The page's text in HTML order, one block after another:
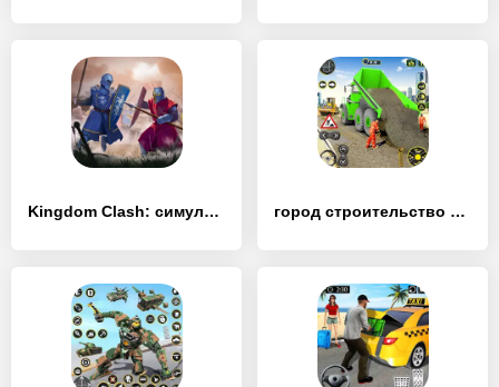
Kingdom Clash: симулятор битвы - [MOD Много денег] город строительство симулятор - [MOD Много денег]